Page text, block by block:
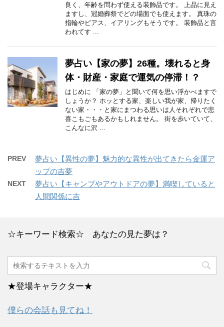
良く、年齢を問わず使える装飾品です。 上品に見え
ますし、冠婚葬祭でどの場面でも使えます。 真珠の
指輪やピアス、イアリングもそうです。 装飾品と言
われてす ...
夢占い【家の夢】26種。壊れると身
体・財産・家庭で運気の停滞！？
はじめに 「家の夢」と聞いて何を思い浮かべますで
しょうか？ ホッとする家、楽しい我が家、帰りたく
ない家・・・と家にまつわる思いは人それぞれで悲
喜こもごもあるかもしれません。 街を歩いていて、
こんなに沢 ...
PREV
夢占い【異性の夢】魅力的な異性が出てきたら金運ア
ップの吉夢
NEXT
夢占い【キャンプやアウトドアの夢】満喫していると
人間関係に吉
☆キーワード検索☆ あなたの見た夢は？
★登場キャラクター★
僕らの会話も見てね！